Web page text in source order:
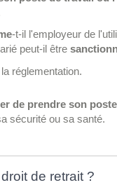
-t-il l'employeur de
peut-il être
réglementation.
de prendre son
sécurité ou sa santé.
de retrait ?